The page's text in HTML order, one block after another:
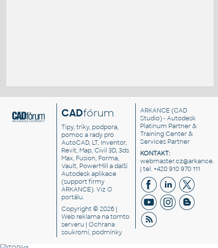
CADfórum
Tipy, triky, podpora,
pomoc a rady pro
AutoCAD, LT, Inventor,
Revit, Map, Civil 3D, 3ds
Max, Fusion, Forma,
Vault, PowerMill a další
Autodesk aplikace
(support firmy
ARKANCE). VizO
portálu.
Copyright © 2026 |
Web reklama na tomto
serveru |Ochrana
soukromí, podmínky
ARKANCE (CAD
Studio) - Autodesk
Platinum Partner &
Training Center &
Services Partner
KONTAKT:
| tel. +420 910 970 111